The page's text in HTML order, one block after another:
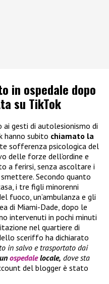
in ospedale dopo
su TikTok
gesti di autolesionismo di
hanno subito chiamato la
sofferenza psicologica del
delle forze dell’ordine e
a ferirsi, senza ascoltare i
Secondo quanto
i tre figli minorenni
fuoco, un’ambulanza e gli
di Miami-Dade, dopo le
intervenuti in pochi minuti
nel quartiere di
sceriffo ha dichiarato
in salvo e trasportato dai
ospedalelocale, dove sta
del blogger è stato